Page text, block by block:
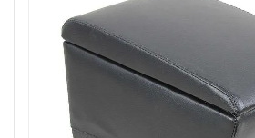
Электронная
info@avtopilot1.ru